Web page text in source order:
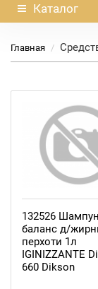
Каталог
Главная
132526
баланс д/
перхоти 1л
IGINIZZANTE
660 Dikson